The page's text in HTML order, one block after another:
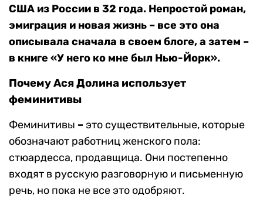
США из России в 32 года. Непростой роман,
эмиграция и новая жизнь – все это она
описывала сначала в своем блоге, а затем –
в книге «У него ко мне был Нью-Йорк».
Почему Ася Долина использует
феминитивы
Феминитивы – это существительные, которые
обозначают работниц женского пола:
стюардесса, продавщица. Они постепенно
входят в русскую разговорную и письменную
речь, но пока не все это одобряют.